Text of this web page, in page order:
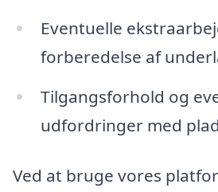
Eventuelle
forberedelse af
Tilgangsforhold og
udfordringer med
Ved at bruge vores